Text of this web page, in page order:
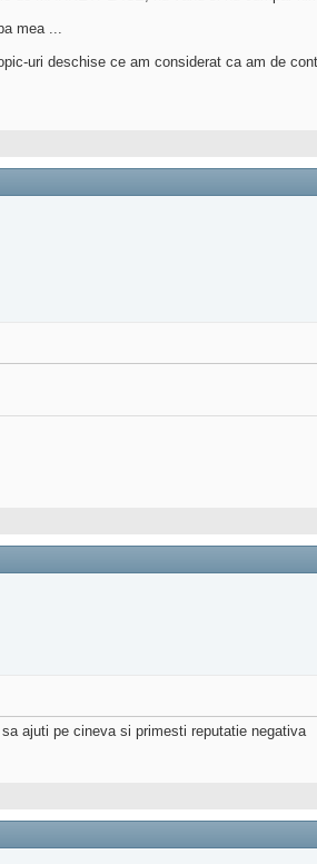
mea ...
uri deschise ce am considerat ca am de
ajuti pe cineva si primesti reputatie negativa